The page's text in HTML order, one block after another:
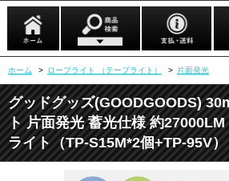
ホーム > ロープライト （テープライト） > 片面発光
グッドグッズ(GOODGOODS)
ト 片面発光 蓄光仕様 約
ライト（TP-S15M*2個+TP-95V）